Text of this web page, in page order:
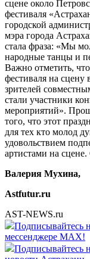
сцене около
фестиваля
городской
мэра города
стала фраза: «Мы
народные танцы и
Важно отметить,
фестиваля на
зрителей
стали участники
мероприятий».
того, что этот
для тех кто молод
удовольствием
артистами на
Валерия Мухина,
Astfutur.ru
AST-NEWS.ru
Подписывайтесь
мессенджере MAX!
Подписывайтесь